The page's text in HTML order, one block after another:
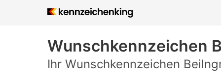
Wunschkennzeichen
Ihr Wunschkennzeichen